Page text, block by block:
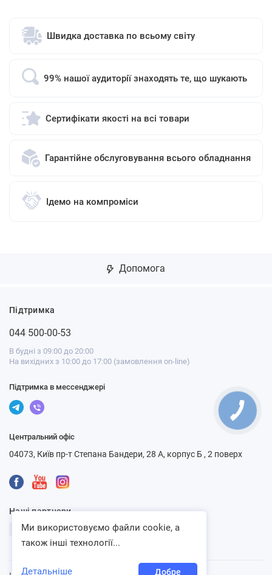
Швидка доставка по всьому світу
99% нашої аудиторії знаходять те, що шукають
Сертифікати якості на всі товари
Гарантійне обслуговування всього обладнання
Ідемо на компроміси
Допомога
Підтримка
044 500-00-53
В будні з 09:00 до 20:00
На вихідних з 10:00 до 17:00 (замовлення on-line)
Підтримка в мессенджері
Центральний офіс
04073, Київ пр-т Степана Бандери, 28 А, корпус Б , 2 поверх
Наші партнери
Ми використовуємо файли cookie, а
також інші технології...
Детальніше Добре